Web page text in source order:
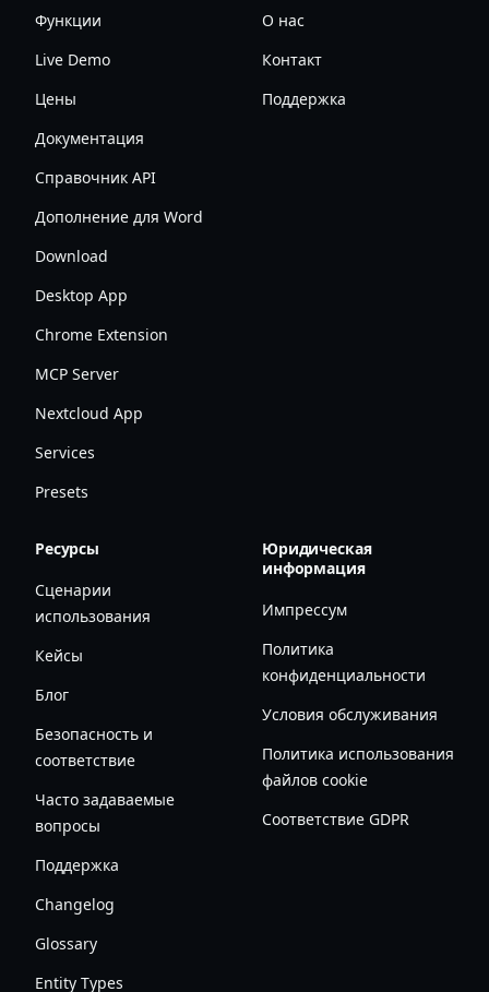
Функции
Live Demo
Цены
Документация
Справочник API
Дополнение для Word
Download
Desktop App
Chrome Extension
MCP Server
Nextcloud App
Services
Presets
О нас
Контакт
Поддержка
Ресурсы
Сценарии
использования
Кейсы
Блог
Безопасность и
соответствие
Часто задаваемые
вопросы
Поддержка
Changelog
Glossary
Entity Types
Юридическая
информация
Импрессум
Политика
конфиденциальности
Условия обслуживания
Политика использования
файлов cookie
Соответствие GDPR